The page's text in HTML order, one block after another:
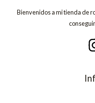
Bienvenidos a mi tienda de